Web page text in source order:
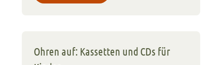
Ohren auf: Kassetten und CDs für